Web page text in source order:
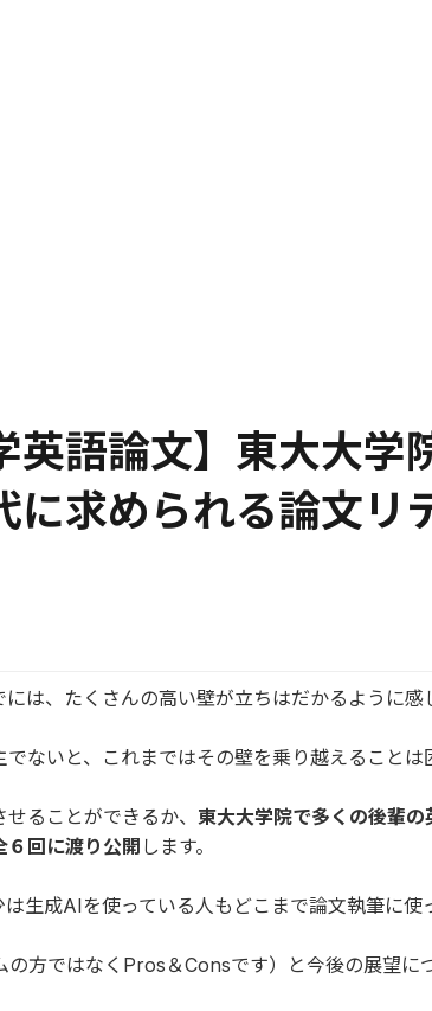
英語論文】東大大学
求められる論文リ
は、たくさんの高い壁が立ちはだかるように感
ないと、これまではその壁を乗り越えることは
ることができるか、 東大大学院で多くの後輩
回に渡り公開 します。
生成AIを使っている人もどこまで論文執筆に使
方ではなくPros＆Consです）と今後の展望に